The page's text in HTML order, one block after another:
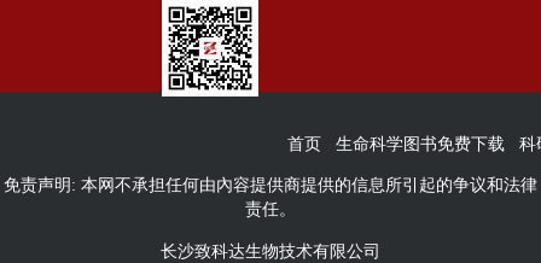
首页 生命科学图书免费下载 科
免责声明: 本网不承担任何由內容提供商提供的信息所引起的争议和法律
责任。
长沙致科达生物技术有限公司